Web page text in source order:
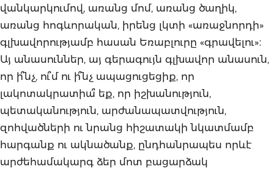
վանկարկումով, առանց մոմ, առանց ծաղիկ,
առանց հոգևորական, իրենց լկտի «առաջնորդի»
գլխավորությամբ հասան Եռաբլուրը «գրավելու»։
Այ անասուններ, այ գերագույն գլխավոր անասուն,
որ ի՞նչ, ու՞մ ու ի՞նչ ապացուցեցիք, որ
լակոտակրատիա՞ եք, որ իշխանություն,
պետականություն, արժանապատվություն,
զոհվածների ու նրանց հիշատակի նկատմամբ
հարգանք ու ակնածանք, ընդհանրապես որևէ
արժեհամակարգ ձեր մոտ բացարձակ